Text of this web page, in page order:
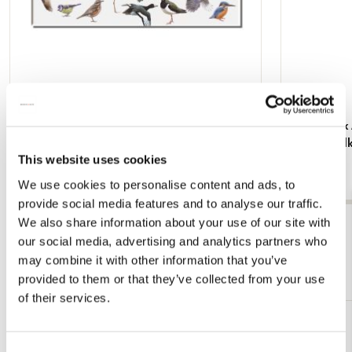
This website uses cookies
We use cookies to personalise content and ads, to
provide social media features and to analyse our traffic.
We also share information about your use of our site with
our social media, advertising and analytics partners who
may combine it with other information that you’ve
provided to them or that they’ve collected from your use
of their services.
dingen weg te laten, dingen toe te voegen en zelf een goed
member van de Society of Animal Artists. Ook exposeerde hij
meerdere jaren op de prestigieuze Amerikaanse
Staatsbosbeheer, Natuurmonumenten, Noord-Hollands
Natuurpunt België, NIOO, BFVW Uitgeverijen: KNNV
Uitgeverij, Bekking&Blitz, Kosmos, Ploegsma, Atlas Contact,
Nijgh&Van Ditmar, Noordboek Tijdschriften: Vogels,
Landleven Overige organisaties: CJ Wildlife, Vivara,
Hoogheemraadschap Hollands Noorderkwartier, Universiteit
Utrecht, Stad Brugge, Onderneming en Kunst, Gemeente
Barendrecht
€ 3,50
van der
Bekijk alles van Elwin van der Kolk
Meer van Back to School